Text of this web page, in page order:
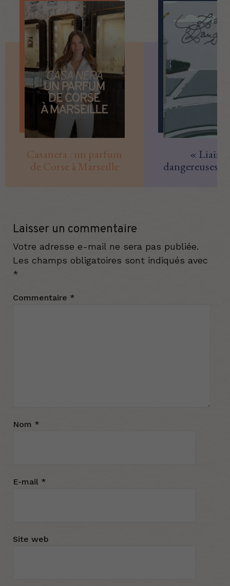
Casanera : un parfum
de Corse à Marseille
«
dangereuses
Laisser un commentaire
Votre adresse e-mail ne sera pas publiée.
Les champs obligatoires sont indiqués avec
*
Commentaire *
Nom *
E-mail *
Site web